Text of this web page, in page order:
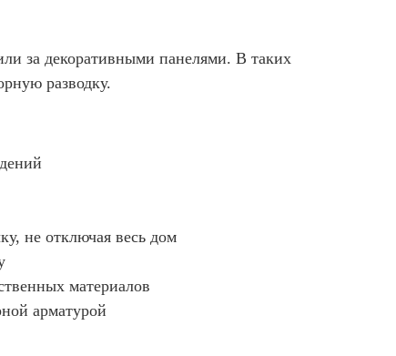
за декоративными панелями. В таких
разводку.
не отключая весь дом
материалов
арматурой